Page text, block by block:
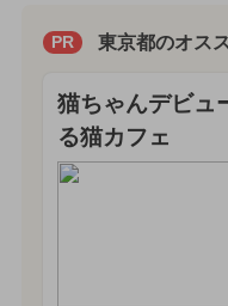
PR 東京都のオス
猫ちゃんデビュ
る猫カフェ